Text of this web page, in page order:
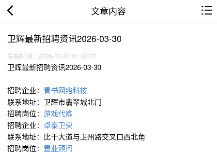
文章内容
卫辉最新招聘资讯2026-03-30
发布时间：2026-03-30 01:30:07
卫辉最新招聘资讯2026-03-30
招聘企业： 青书网络科技
联系地址：卫辉市翡翠城北门
招聘岗位： 游戏代练
招聘企业： 卓泰卫央
联系地址：比干大道与卫州路交叉口西北角
招聘岗位： 置业顾问